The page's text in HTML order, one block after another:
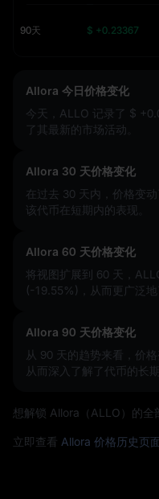
90天 $ +0.23367
Allora 今日价格变化
今天，ALLO 记录了 $
了其最新的市场活动。
Allora 30 天价格变化
在过去 30 天内，价格变动
该代币在短期内的表现。
Allora 60 天价格变化
将视图扩展到 60 天，
(-19.55%)
，从而更广泛
Allora 90 天价格变化
从 90 天的趋势来看，价
从而深入了解了代币的长期
想解锁 Allora（ALLO）的全
立即查看 Allora 价格历史页